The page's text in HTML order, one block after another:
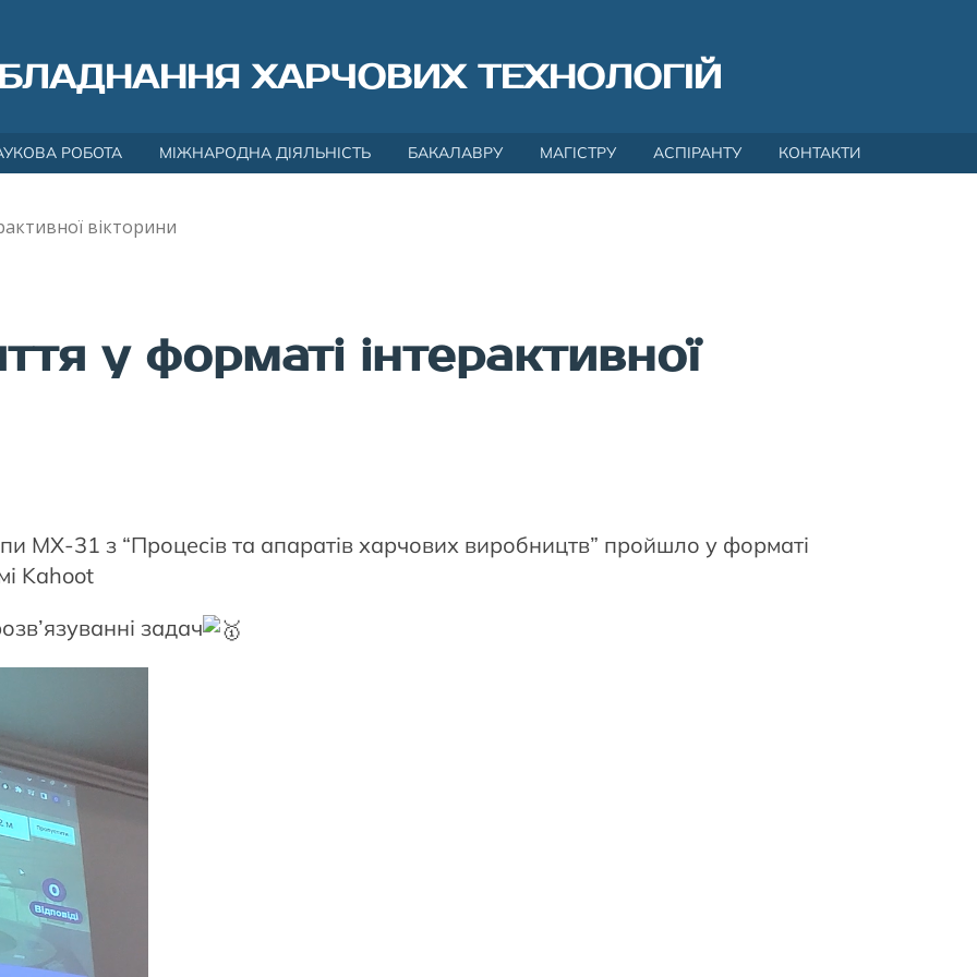
ХАРЧОВИХ ТЕХНОЛОГІЙ
РОБОТА МІЖНАРОДНА ДІЯЛЬНІСТЬ БАКАЛАВРУ МАГІСТРУ АСПІРАНТУ КОНТАКТИ
вікторини
у форматі інтерактивної
МХ-31 з “Процесів та апаратів харчових виробництв” пройшло у форматі
Kahoot
задач